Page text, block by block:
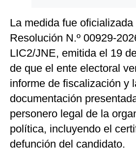
La medida fue
Resolución N.º 00929-
LIC2/JNE, emitida el 19
de que el ente electoral
informe de fiscalización y
documentación
personero legal de la
política, incluyendo el
defunción del candidato.